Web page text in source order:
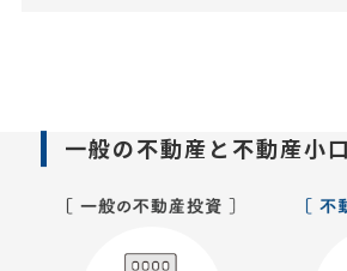
一般の不動産と不動産小